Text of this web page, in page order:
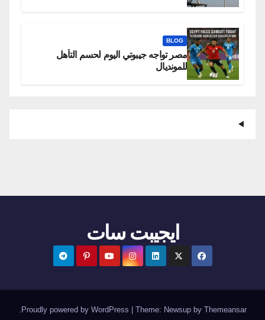
BLOG
مصر تواجه جيبوتي اليوم لحسم التأهل
للمونديال
ايجيبت سات
Proudly powered by WordPress Theme: Newsupby Themeansar
.